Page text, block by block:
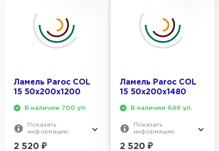
Ламель Paroc COL
15 50х200х1200
В наличии 700 уп.
Показать
информацию
2 520 ₽
Ламель Paroc COL
15 50х200х1480
В наличии 646 уп.
Показать
информацию
2 520 ₽
Утеплитель Ursa
ПЕРЕЙТИ